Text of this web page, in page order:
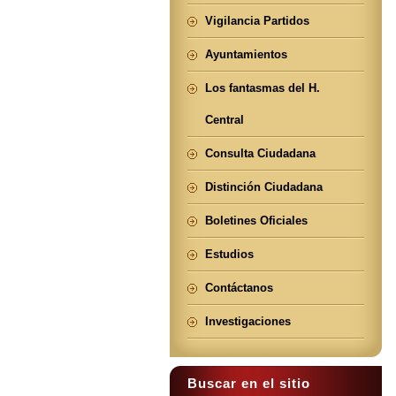
Vigilancia Partidos
Ayuntamientos
Los fantasmas del H.
Central
Consulta Ciudadana
Distinción Ciudadana
Boletines Oficiales
Estudios
Contáctanos
Investigaciones
Buscar en el sitio